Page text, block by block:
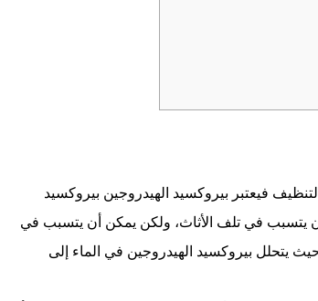
فيعتبر بيروكسيد الهيدروجين بيروكسيد
يتسبب في تلف الأثاث، ولكن يمكن أن يتسبب في
يتحلل بيروكسيد الهيدروجين في الماء إلى